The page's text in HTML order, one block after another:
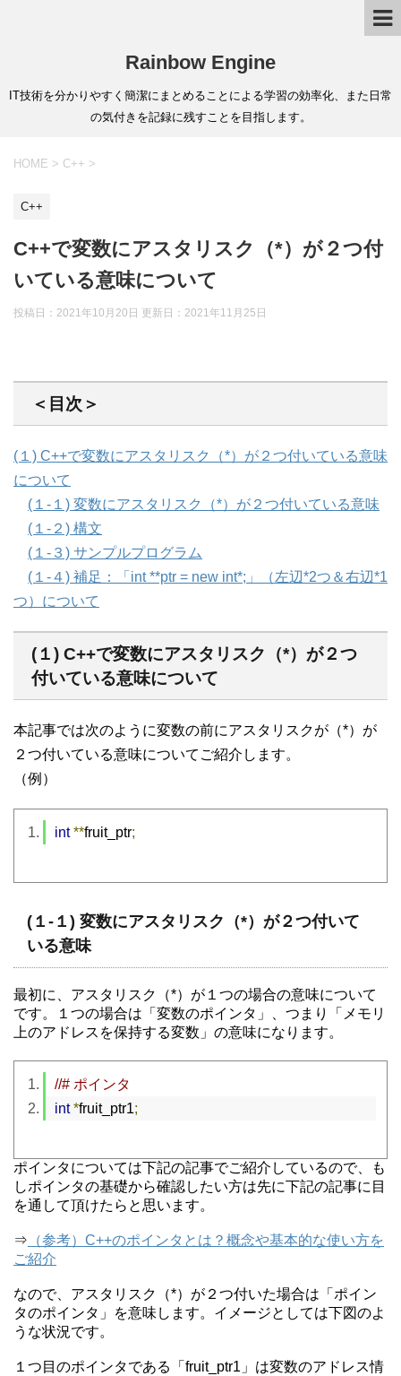
Rainbow Engine
IT技術を分かりやすく簡潔にまとめることによる学習の効率化、また日常
の気付きを記録に残すことを目指します。
HOME > C++ >
C++
C++で変数にアスタリスク（*）が２つ付
いている意味について
投稿日：2021年10月20日 更新日： 2021年11月25日
＜目次＞
(１) C++で変数にアスタリスク（*）が２つ付いている意味
について
(１-１) 変数にアスタリスク（*）が２つ付いている意味
(１-２) 構文
(１-３) サンプルプログラム
(１-４) 補足：「int **ptr = new int*;」（左辺*2つ＆右辺*1
つ）について
(１) C++で変数にアスタリスク（*）が２つ
付いている意味について
本記事では次のように変数の前にアスタリスクが（*）が
２つ付いている意味についてご紹介します。
（例）
int **fruit_ptr;
(１-１) 変数にアスタリスク（*）が２つ付いて
いる意味
最初に、アスタリスク（*）が１つの場合の意味について
です。１つの場合は「変数のポインタ」、つまり「メモリ
上のアドレスを保持する変数」の意味になります。
//# ポインタ
int *fruit_ptr1;
ポインタについては下記の記事でご紹介しているので、も
しポインタの基礎から確認したい方は先に下記の記事に目
を通して頂けたらと思います。
⇒ （参考）C++のポインタとは？概念や基本的な使い方を
ご紹介
なので、アスタリスク（*）が２つ付いた場合は「ポイン
タのポインタ」を意味します。イメージとしては下図のよ
うな状況です。
１つ目のポインタである「fruit_ptr1」は変数のアドレス情